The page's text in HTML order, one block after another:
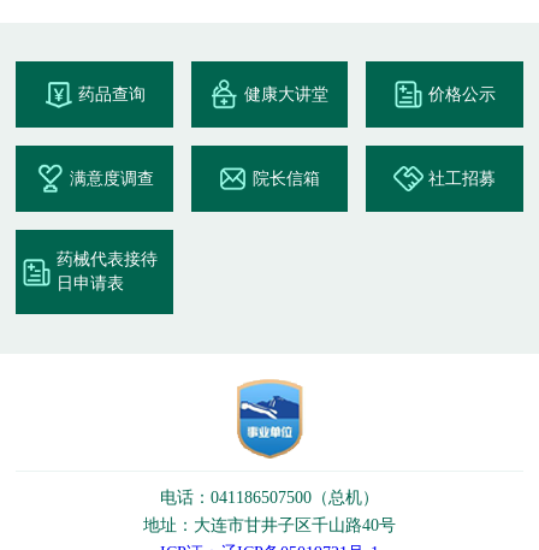
药品查询 健康大讲堂 价格公示
满意度调查 院长信箱 社工招募
药械代表接待
日申请表
电话：041186507500（总机）
地址：大连市甘井子区千山路40号